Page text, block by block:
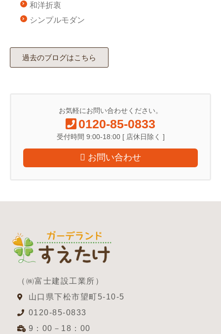
和洋折衷
シンプルモダン
過去のブログはこちら
お気軽にお問い合わせください。
0120-85-0833
受付時間 9:00-18:00 [ 店休日除く ]
お問い合わせ
（㈱富士建設工業所）
山口県下松市望町5-10-5
0120-85-0833
9：00－18：00